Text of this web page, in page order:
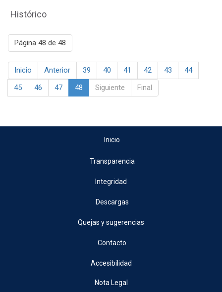
Histórico
Página 48 de 48
Inicio Anterior 39 40 41 42 43
44
45
46 47 48 Siguiente Final
Inicio
Transparencia
Integridad
Descargas
Quejas y sugerencias
Contacto
Accesibilidad
Nota Legal